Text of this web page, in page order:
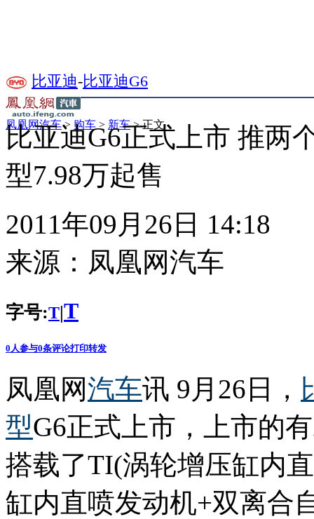
比亚迪-比亚迪G6
凤凰网汽车> 购车 > 新车> 正文
比亚迪G6正式上市 推两
型7.98万起售
2011年09月26日 14:18
来源： 凤凰网汽车
字号:T|T
0 人参与0条评论打印转发
凤凰网汽车讯 9月26日，
型G6正式上市，上市的
搭载了TI(涡轮增压缸内
缸内直喷发动机+双离合